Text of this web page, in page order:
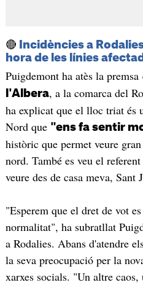
🔴
Incidències a
hora de les línies
Puigdemont ha atès la premsa
l'Albera, a la comarca del
ha explicat que el lloc triat és
Nord que "ens fa sentir
històric que permet veure
nord. També es veu el
veure des de casa meva,
"Esperem que el dret de vot
normalitat", ha subratllat
a Rodalies. Abans d'atendre
la seva preocupació per la
xarxes socials. "Un altre